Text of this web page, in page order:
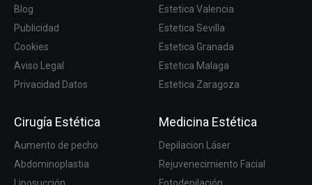
Blog
Publicidad
Cookies
Aviso Legal
Privacidad Datos
Estetica Valencia
Estetica Sevilla
Estetica Granada
Estetica Malaga
Estetica Zaragoza
Cirugía Estética
Aumento de pecho
Abdominoplastia
Medicina Estética
Depilacion Láser
Rejuvenecimiento Facial